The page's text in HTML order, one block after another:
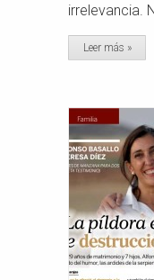
irrelevancia.
Leer más »